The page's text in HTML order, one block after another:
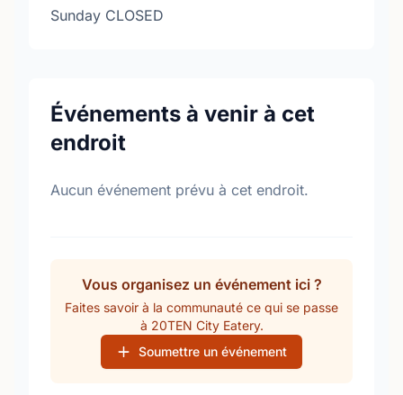
Sunday CLOSED
Événements à venir à cet
endroit
Aucun événement prévu à cet endroit.
Vous organisez un événement ici ?
Faites savoir à la communauté ce qui se passe
à 20TEN City Eatery.
Soumettre un événement